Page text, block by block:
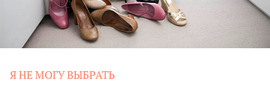
Я НЕ МОГУ ВЫБРАТЬ